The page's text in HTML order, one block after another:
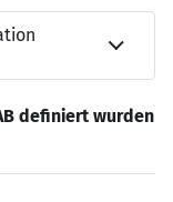
schicke die
Dich!